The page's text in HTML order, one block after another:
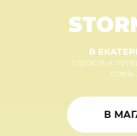
В
страсть к
стиль
В